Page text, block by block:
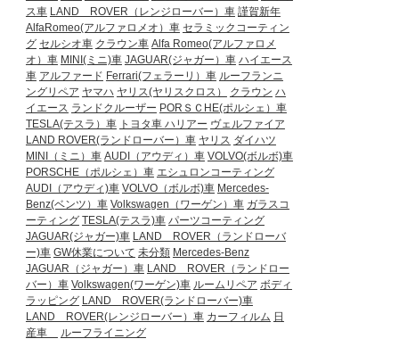
ス車 LAND ROVER（レンジローバー）車 謹賀新年
AlfaRomeo(アルファロメオ）車 セラミックコーティン
グ セルシオ車 クラウン車 Alfa Romeo(アルファロメ
オ）車 MINI(ミニ)車 JAGUAR(ジャガー）車 ハイエース
車 アルファード Ferrari(フェラーリ）車 ルーフランニ
ングリペア ヤマハ ヤリス(ヤリスクロス） クラウン ハ
イエース ランドクルーザー PORＳＣHE(ポルシェ）車
TESLA(テスラ）車 トヨタ車 ハリアー ヴェルファイア
LAND ROVER(ランドローバー）車 ヤリス ダイハツ
MINI（ミニ）車 AUDI（アウディ）車 VOLVO(ボルボ)車
PORSCHE（ポルシェ）車 エシュロンコーティング
AUDI（アウディ)車 VOLVO（ボルボ)車 Mercedes-
Benz(ベンツ）車 Volkswagen（ワーゲン）車 ガラスコ
ーティング TESLA(テスラ)車 パーツコーティング
JAGUAR(ジャガー)車 LAND ROVER（ランドローバ
ー)車 GW休業について 未分類 Mercedes-Benz
JAGUAR（ジャガー）車 LAND ROVER（ランドロー
バー）車 Volkswagen(ワーゲン)車 ルームリペア ボディ
ラッピング LAND ROVER(ランドローバー)車
LAND ROVER(レンジローバー）車 カーフィルム 日
産車
ルーフライニング